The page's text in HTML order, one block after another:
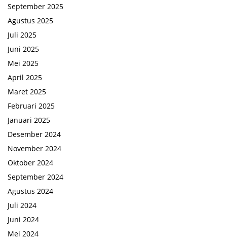
September 2025
Agustus 2025
Juli 2025
Juni 2025
Mei 2025
April 2025
Maret 2025
Februari 2025
Januari 2025
Desember 2024
November 2024
Oktober 2024
September 2024
Agustus 2024
Juli 2024
Juni 2024
Mei 2024